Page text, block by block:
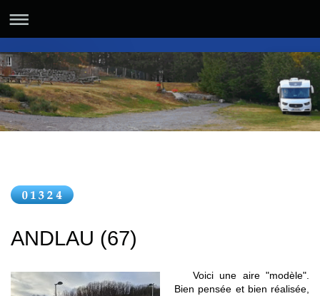
ANDLAU (67)
Voici une aire "modèle".
Bien pensée et bien réalisée,